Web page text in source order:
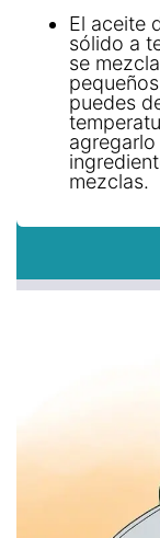
El aceite
sólido a
se
puedes
mezclas.